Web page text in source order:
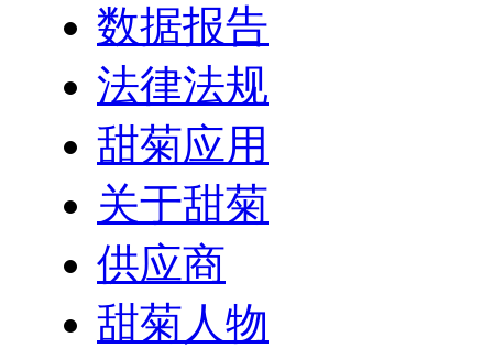
数据报告
法律法规
甜菊应用
关于甜菊
供应商
甜菊人物